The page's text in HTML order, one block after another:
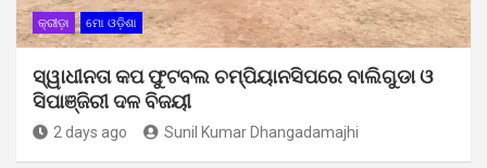
କ୍ରୀଡ଼ା ମୋ ଓଡ଼ିଶା
ସ୍ୱାଧୀନତା କପ ଫୁଟବଲ ଚମ୍ପିୟାନସିପରେ ବାଲିଗୁଡା ଓ
ସିପାଞ୍ଜିରୀ ଦଳ ବିଜୟୀ
2 days ago Sunil Kumar Dhangadamajhi